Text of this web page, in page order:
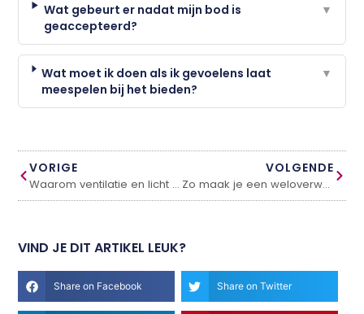
Wat gebeurt er nadat mijn bod is
geaccepteerd?
▼
Wat moet ik doen als ik gevoelens laat
meespelen bij het bieden?
▼
VORIGE
Waarom ventilatie en licht in een tiny house belangrijk zijn
VOLGENDE
Zo maak je een weloverwogen keuze voor huiselijke koelin
VIND JE DIT ARTIKEL LEUK?
Share on Facebook Share on Twitter